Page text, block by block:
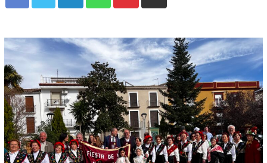
a
de
Correo
electrónico